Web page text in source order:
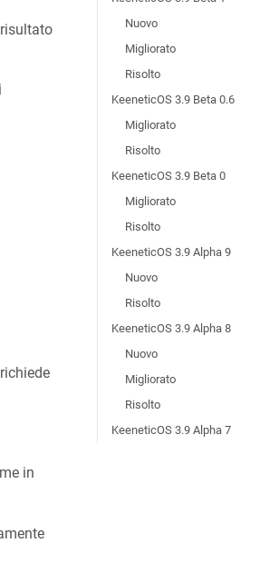
in
Nuovo
Migliorato
Risolto
KeeneticOS 3.9 Beta 0.6
Migliorato
Risolto
KeeneticOS 3.9 Beta 0
Migliorato
Risolto
KeeneticOS 3.9 Alpha 9
Nuovo
Risolto
KeeneticOS 3.9 Alpha 8
Nuovo
Migliorato
Risolto
KeeneticOS 3.9 Alpha 7